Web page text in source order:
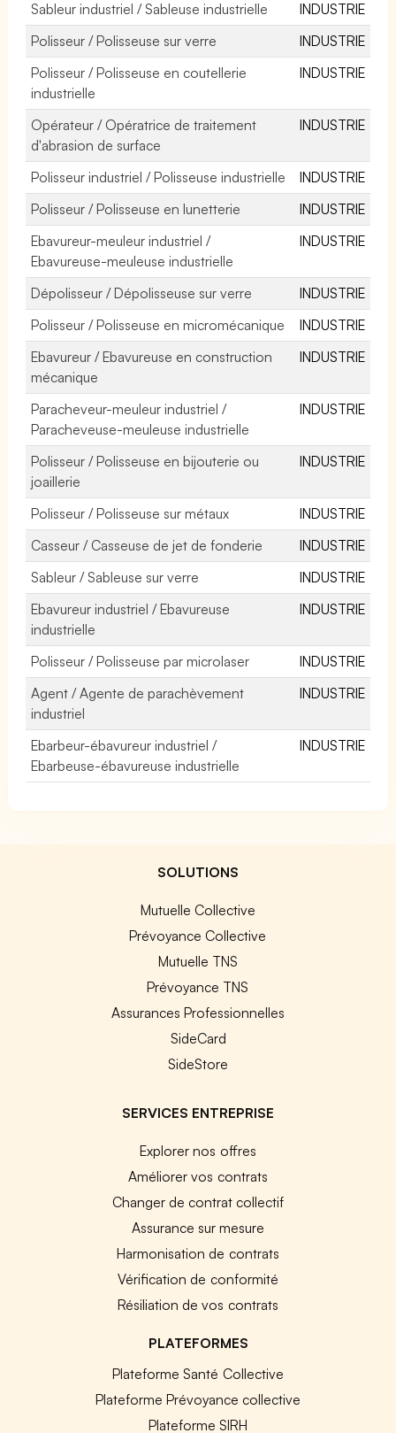
Sableur industriel / Sableuse industrielle
INDUSTRIE
Polisseur / Polisseuse sur verre
INDUSTRIE
Polisseur / Polisseuse en coutellerie
industrielle
INDUSTRIE
Opérateur / Opératrice de traitement
d'abrasion de surface
INDUSTRIE
Polisseur industriel / Polisseuse industrielle
INDUSTRIE
Polisseur / Polisseuse en lunetterie
INDUSTRIE
Ebavureur-meuleur industriel /
Ebavureuse-meuleuse industrielle
INDUSTRIE
Dépolisseur / Dépolisseuse sur verre
INDUSTRIE
Polisseur / Polisseuse en micromécanique
INDUSTRIE
Ebavureur / Ebavureuse en construction
mécanique
INDUSTRIE
Paracheveur-meuleur industriel /
Paracheveuse-meuleuse industrielle
INDUSTRIE
Polisseur / Polisseuse en bijouterie ou
joaillerie
INDUSTRIE
Polisseur / Polisseuse sur métaux
INDUSTRIE
Casseur / Casseuse de jet de fonderie
INDUSTRIE
Sableur / Sableuse sur verre
INDUSTRIE
Ebavureur industriel / Ebavureuse
industrielle
INDUSTRIE
Polisseur / Polisseuse par microlaser
INDUSTRIE
Agent / Agente de parachèvement
industriel
INDUSTRIE
Ebarbeur-ébavureur industriel /
Ebarbeuse-ébavureuse industrielle
INDUSTRIE
SOLUTIONS
Mutuelle Collective
Prévoyance Collective
Mutuelle TNS
Prévoyance TNS
Assurances Professionnelles
SideCard
SideStore
SERVICES ENTREPRISE
Explorer nos offres
Améliorer vos contrats
Changer de contrat collectif
Assurance sur mesure
Harmonisation de contrats
Vérification de conformité
Résiliation de vos contrats
PLATEFORMES
Plateforme Santé Collective
Plateforme Prévoyance collective
Plateforme SIRH